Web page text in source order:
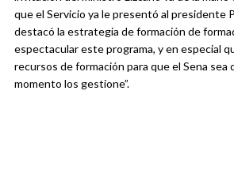
que el Servicio ya le presentó al presidente
destacó la estrategia de formación de
espectacular este programa, y en especial
recursos de formación para que el Sena sea
momento los gestione”.